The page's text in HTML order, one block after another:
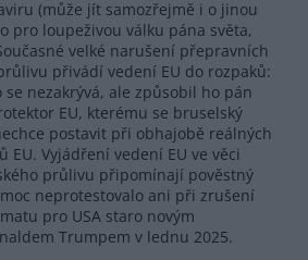
(může jít samozřejmě i o jinou
pro loupeživou válku pána světa,
velké narušení přepravních
přivádí vedení EU do rozpaků:
nezakrývá, ale způsobil ho pán
EU, kterému se bruselský
postavit při obhajobě reálných
EU. Vyjádření vedení EU ve věci
průlivu připomínají pověstný
neprotestovalo ani při zrušení
pro USA staro novým
Trumpem v lednu 2025.